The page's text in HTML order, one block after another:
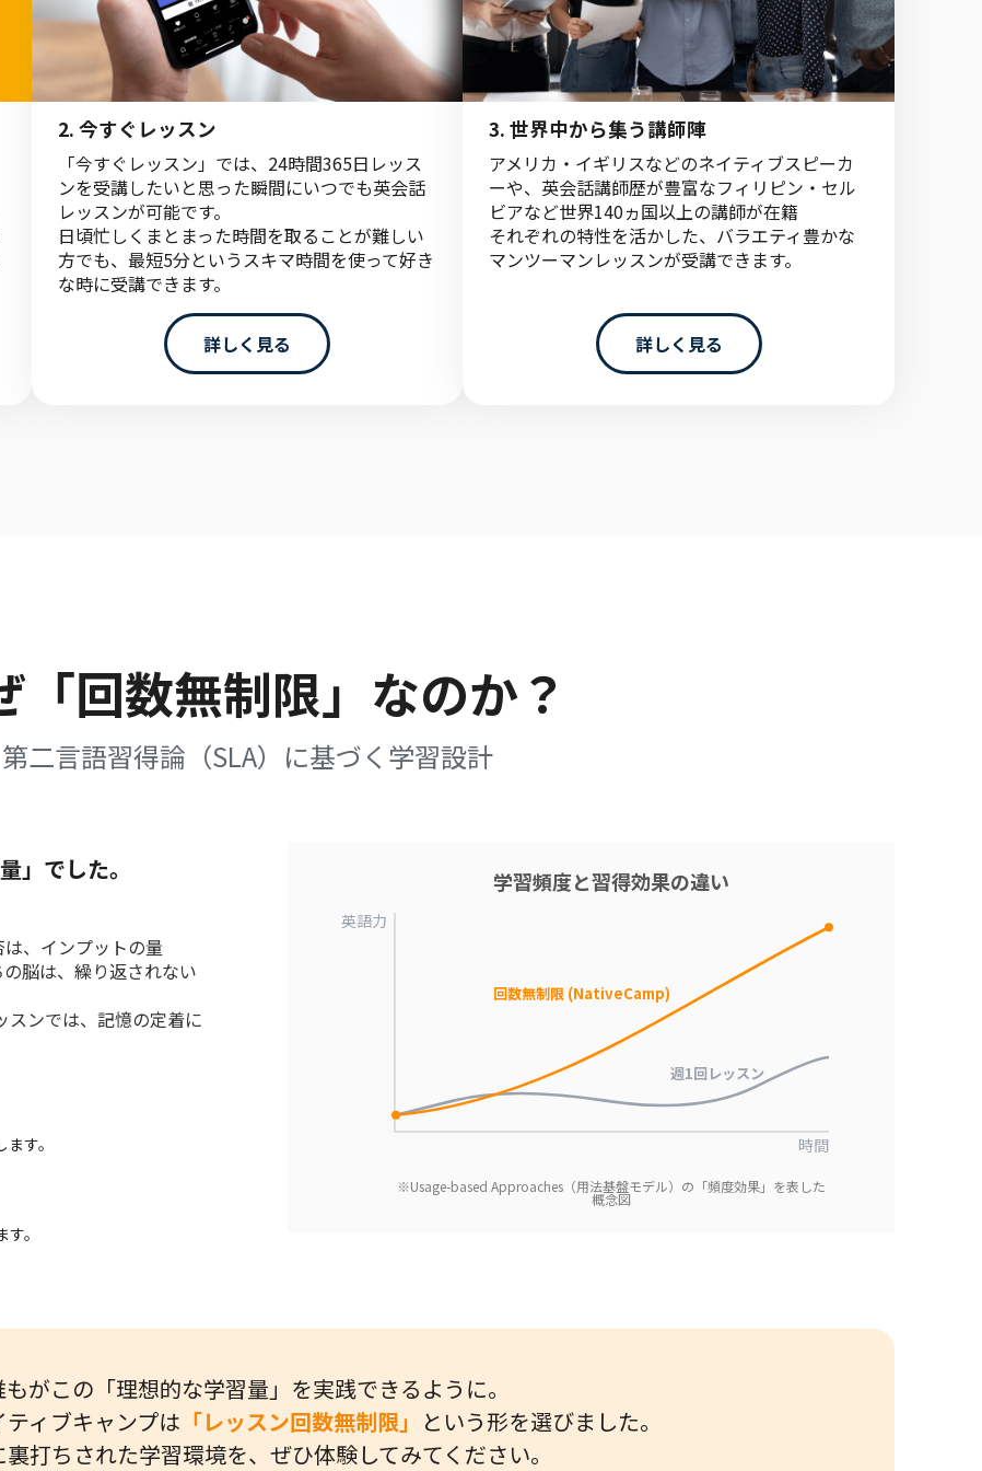
2. 今すぐレッスン
「今すぐレッスン」では、24時間365日レッス
ンを受講したいと思った瞬間にいつでも英会話
レッスンが可能です。
日頃忙しくまとまった時間を取ることが難しい
方でも、最短5分というスキマ時間を使って好き
な時に受講できます。
詳しく見る
3. 世界中から集う講師陣
アメリカ・イギリスなどのネイティブスピーカ
ーや、英会話講師歴が豊富なフィリピン・セル
ビアなど世界140ヵ国以上の講師が在籍
それぞれの特性を活かした、バラエティ豊かな
マンツーマンレッスンが受講できます。
詳しく見る
「回数無制限」なのか？
第二言語習得論（SLA）に基づく学習設計
」でした。
、インプットの量
脳は、繰り返されない
スンでは、記憶の定着に
す。
。
学習頻度と習得効果の違い
英語力
時間
週1回レッスン
回数無制限 (NativeCamp)
※Usage-based Approaches（用法基盤モデル）の「頻度効果」を表した
概念図
もがこの「理想的な学習量」を実践できるように。
ィブキャンプは 「レッスン回数無制限」 という形を選びました。
裏打ちされた学習環境を、ぜひ体験してみてください。